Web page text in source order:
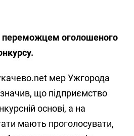
переможцем оголошеного
мер Ужгорода
що підприємство
основі, а на
мають проголосувати,